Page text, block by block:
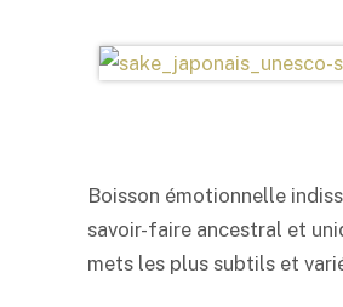
Boisson émotionnelle
savoir-faire ancestral et
mets les plus subtils et